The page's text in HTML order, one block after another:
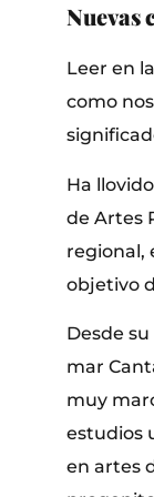
Nuevas
Leer en
como
Ha
de Artes
regional,
objetivo
Desde
mar
muy
estudios
en artes